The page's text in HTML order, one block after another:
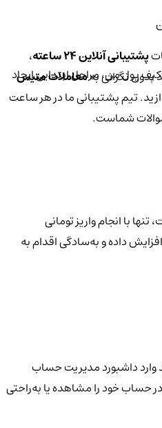
پشتیبانی آنلاین ۲۴ ساعته
،
نگرانی بهمعاملات متیس
تیم پشتیبانی ما در هر ساعت
شماست.
پول من، مراحل ابتدایی ایجاد
با انجام واریز تومانی
داده و به‌سادگی اقدام به
وارد داشبورد مدیریت حساب
حساب خود را مشاهده یا به‌راحتی